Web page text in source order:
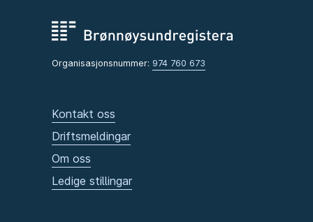
Organisasjonsnummer: 974 760 673
Kontakt oss
Driftsmeldingar
Om oss
Ledige stillingar